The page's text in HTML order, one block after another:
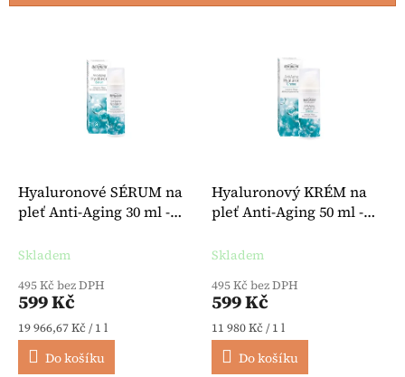
Hyaluronové SÉRUM na
pleť Anti-Aging 30 ml -
Skladem
495 Kč bez DPH
599 Kč
Měrná cena:
19 966,67 Kč / 1 l
Do košíku
Hyaluronový KRÉM na
pleť Anti-Aging 50 ml -
Skladem
495 Kč bez DPH
599 Kč
Měrná cena:
11 980 Kč / 1 l
Do košíku